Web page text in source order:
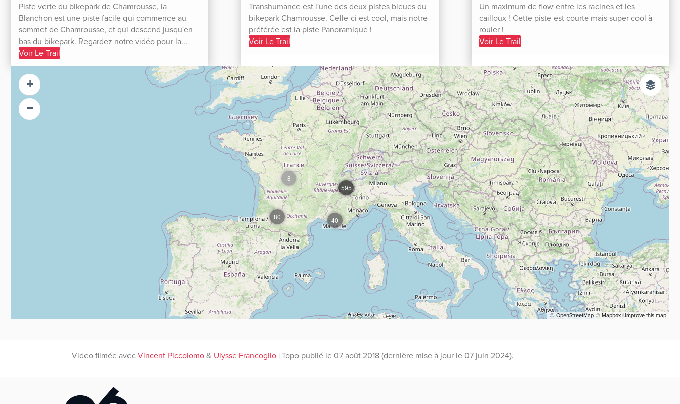
Piste verte du bikepark de Chamrousse, la
Blanchon est une piste facile qui commence au
sommet de Chamrousse, et qui descend jusqu'en
bas du bikepark. Regardez notre vidéo pour la...
Voir Le Trail
Transhumance est l'une des deux pistes bleues du
bikepark Chamrousse. Celle-ci est cool, mais notre
préférée est la piste Panoramique !
Voir Le Trail
Un maximum de flow entre les racines et les
cailloux ! Cette piste est courte mais super cool à
rouler !
Voir Le Trail
8
40
80
595
+
−
©OpenStreetMap©Mapbox|Improve this map
Video filmée avec Vincent Piccolomo& Ulysse Francoglio | Topo publié le 07 août 2018 (dernière mise à jour le 07 juin 2024).